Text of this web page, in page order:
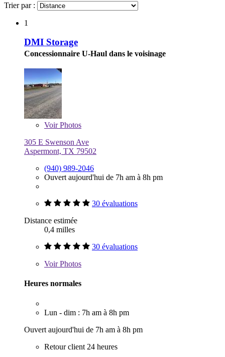
Trier par :
1
DMI Storage
Concessionnaire U-Haul dans le voisinage
VoirPhotos
305 E Swenson Ave
Aspermont, TX 79502
(940) 989-2046
Ouvert aujourd'hui de 7h am à 8h pm
30 évaluations
Distance estimée
0,4 milles
30 évaluations
VoirPhotos
Heures normales
Lun - dim : 7h am à 8h pm
Ouvert aujourd'hui de 7h am à 8h pm
Retour client 24 heures